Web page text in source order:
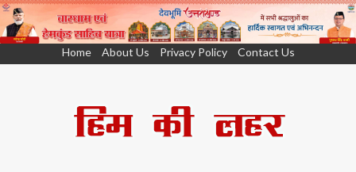
Home About Us Privacy Policy Contact Us